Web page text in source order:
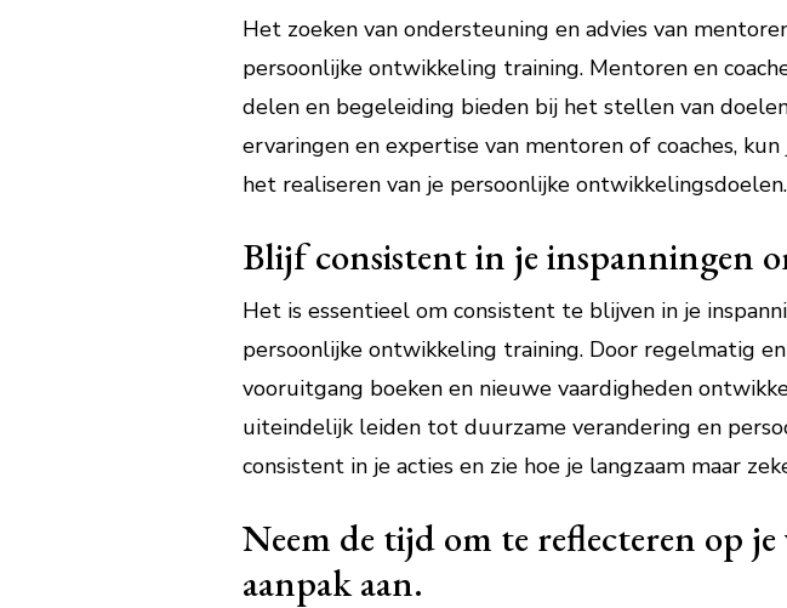
Het zoeken van ondersteuning en advies van
persoonlijke ontwikkeling training. Mentoren en
delen en begeleiding bieden bij het stellen van
ervaringen en expertise van mentoren of coaches,
het realiseren van je persoonlijke ontwikkelingsdoelen.
Blijf consistent in je inspanningen
Het is essentieel om consistent te blijven in je
persoonlijke ontwikkeling training. Door regelmatig
vooruitgang boeken en nieuwe vaardigheden
uiteindelijk leiden tot duurzame verandering en
consistent in je acties en zie hoe je langzaam maar
Neem de tijd om te reflecteren op
aanpak aan.